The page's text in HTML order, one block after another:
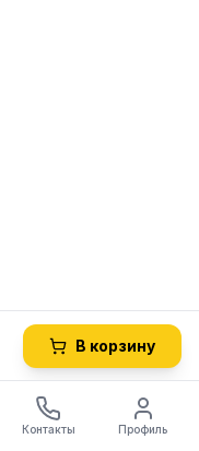
В корзину
Контакты Профиль